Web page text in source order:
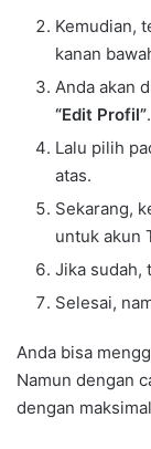
Kemudian,
kanan
Anda akan
“Edit Profil”.
Lalu pilih
atas.
Sekarang,
untuk akun
Jika sudah,
Selesai,
Anda bisa
Namun dengan
dengan